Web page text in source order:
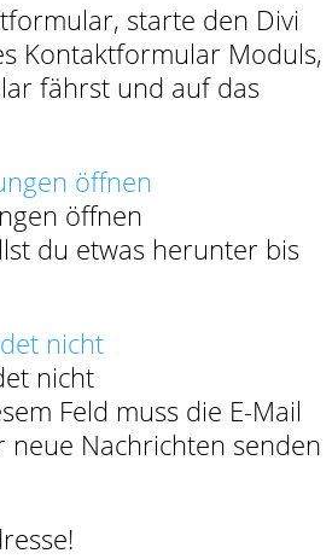
starte den Divi
Kontaktformular Moduls,
fährst und auf das
öffnen
du etwas herunter bis
nicht
Feld muss die E-Mail
neue Nachrichten senden